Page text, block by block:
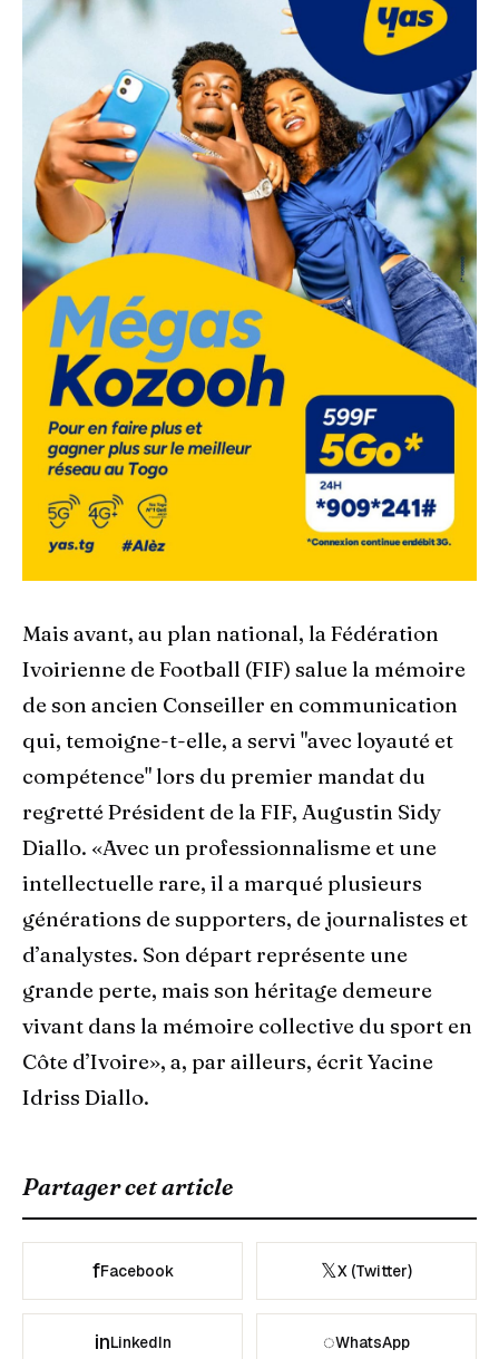
Mais avant, au plan national, la Fédération
Ivoirienne de Football (FIF) salue la mémoire
de son ancien Conseiller en communication
qui, temoigne-t-elle, a servi "avec loyauté et
compétence" lors du premier mandat du
regretté Président de la FIF, Augustin Sidy
Diallo. «Avec un professionnalisme et une
intellectuelle rare, il a marqué plusieurs
générations de supporters, de journalistes et
d’analystes. Son départ représente une
grande perte, mais son héritage demeure
vivant dans la mémoire collective du sport en
Côte d’Ivoire», a, par ailleurs, écrit Yacine
Idriss Diallo.
Partager cet article
fFacebook 𝕏X (Twitter)
inLinkedIn ◌WhatsApp